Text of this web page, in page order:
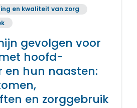
en kwaliteit van zorg
gevolgen voor
hoofd-
en hun naasten:
en zorggebruik